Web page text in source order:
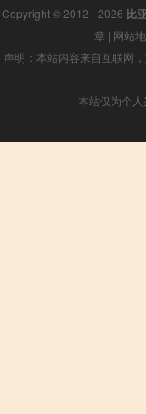
Copyright © 2012 - 2026 比
章 | 网站
声明：本站内容来自互联网
本站仅为个